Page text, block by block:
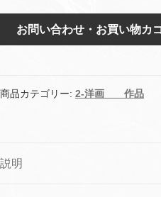
個
お問い合わせ・お買い物カ
商品カテゴリー: 2-洋画 作品
説明